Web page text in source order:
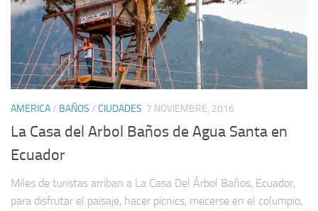
AMERICA/ BAÑOS / CIUDADES 7 NOVIEMBRE, 2016
La Casa del Arbol Baños de Agua Santa en
Ecuador
Miles de turistas arriban a La Casa Del Árbol Baños, Ecuador,
para disfrutar el paisaje, hacer picnics, mecerse en el columpio,